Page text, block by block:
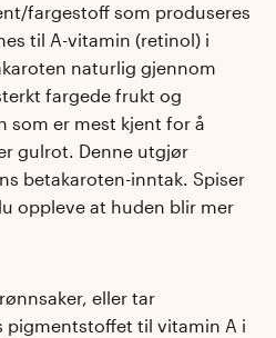
fargestoff som produseres
til A-vitamin (retinol) i
naturlig gjennom
fargede frukt og
som er mest kjent for å
gulrot. Denne utgjør
betakaroten-inntak. Spiser
oppleve at huden blir mer
eller tar
pigmentstoffet til vitamin A i